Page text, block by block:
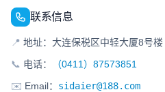
联系信息
📍 地址：大连保税区中轻大厦8号楼
📞 电话：
（0411）87573851
✉️ Email： sidaier@188.com